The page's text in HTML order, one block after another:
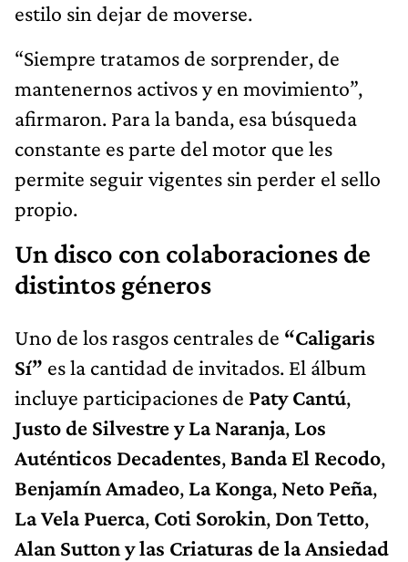
estilo sin dejar de moverse.
“Siempre tratamos de sorprender, de
mantenernos activos y en movimiento”,
afirmaron. Para la banda, esa búsqueda
constante es parte del motor que les
permite seguir vigentes sin perder el sello
propio.
Un disco con colaboraciones de
distintos géneros
Uno de los rasgos centrales de “Caligaris
Sí” es la cantidad de invitados. El álbum
incluye participaciones de Paty Cantú,
Justo de Silvestre y La Naranja, Los
Auténticos Decadentes, Banda El Recodo,
Benjamín Amadeo, La Konga, Neto Peña,
La Vela Puerca, Coti Sorokin, Don Tetto,
Alan Sutton y las Criaturas de la Ansiedad